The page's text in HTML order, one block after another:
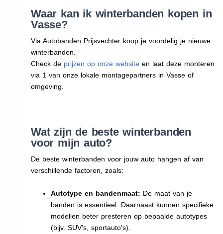
Waar kan ik winterbanden kopen in
Vasse?
Via Autobanden Prijsvechter koop je voordelig je nieuwe
winterbanden.
Check de prijzen op onze websiteen laat deze monteren
via 1 van onze lokale montagepartners in Vasse of
omgeving.
Wat zijn de beste winterbanden
voor mijn auto?
De beste winterbanden voor jouw auto hangen af van
verschillende factoren, zoals:
Autotype en bandenmaat: De maat van je
banden is essentieel. Daarnaast kunnen specifieke
modellen beter presteren op bepaalde autotypes
(bijv. SUV's, sportauto's).